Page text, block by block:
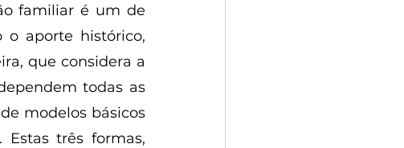
familiar é um de
o aporte histórico,
que considera a
todas as
modelos básicos
três formas,